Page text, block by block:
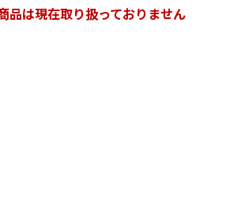
品は現在取り扱っておりません